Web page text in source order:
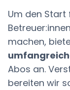
Um den Start
machen,
Abos an.
bereiten wir